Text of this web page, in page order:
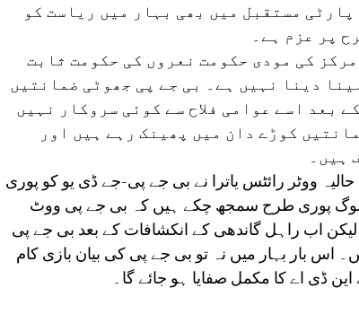
مستقبل میں بھی بہار میں ریاست کو
پر عزم ہے۔
کی مودی حکومت نعروں کی حکومت ثابت
دینا نہیں ہے۔ بی جے پی جھوٹی ضمانتیں
بعد اسے عوامی فلاح سے کوئی سروکار نہیں
کوڑے دان میں پھینک رہے ہیں اور
ہیں۔
ووٹر رائٹس یاترا نے بی جے پی-جے ڈی یو کو پوری
لوگ پوری طرح سمجھ چکے ہیں کہ بی جے پی ووٹ
اب راہل گاندھی کے انکشافات کے بعد بی جے پی
اس بار بہار میں نہ تو بی جے پی کی بیان بازی کام
ڈی اے کا مکمل صفایا ہو جائے گا۔